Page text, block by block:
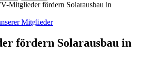
Mitglieder fördern Solarausbau in
Mitglieder
fördern Solarausbau in